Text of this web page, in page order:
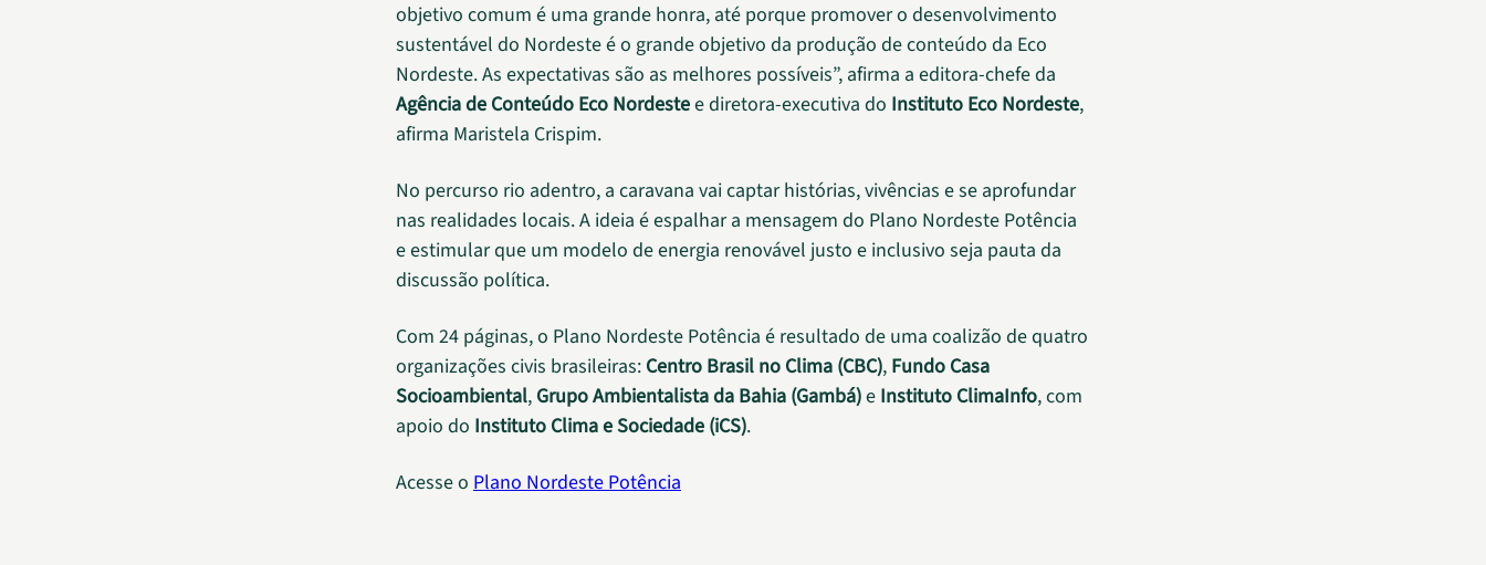
objetivo comum é uma grande honra, até porque promover o desenvolvimento
sustentável do Nordeste é o grande objetivo da produção de conteúdo da Eco
Nordeste. As expectativas são as melhores possíveis”, afirma a editora-chefe da
Agência de Conteúdo Eco Nordestee diretora-executiva do Instituto Eco Nordeste,
afirma Maristela Crispim.
No percurso rio adentro, a caravana vai captar histórias, vivências e se aprofundar
nas realidades locais. A ideia é espalhar a mensagem do Plano Nordeste Potência
e estimular que um modelo de energia renovável justo e inclusivo seja pauta da
discussão política.
Com 24 páginas, o Plano Nordeste Potência é resultado de uma coalizão de quatro
organizações civis brasileiras: Centro Brasil no Clima (CBC), Fundo Casa
Socioambiental, Grupo Ambientalista da Bahia (Gambá)e Instituto ClimaInfo, com
apoio do Instituto Clima e Sociedade (iCS).
Acesse o Plano Nordeste Potência